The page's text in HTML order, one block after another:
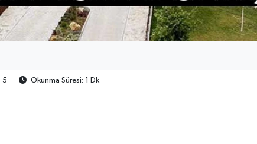
5 Okunma Süresi: 1 Dk